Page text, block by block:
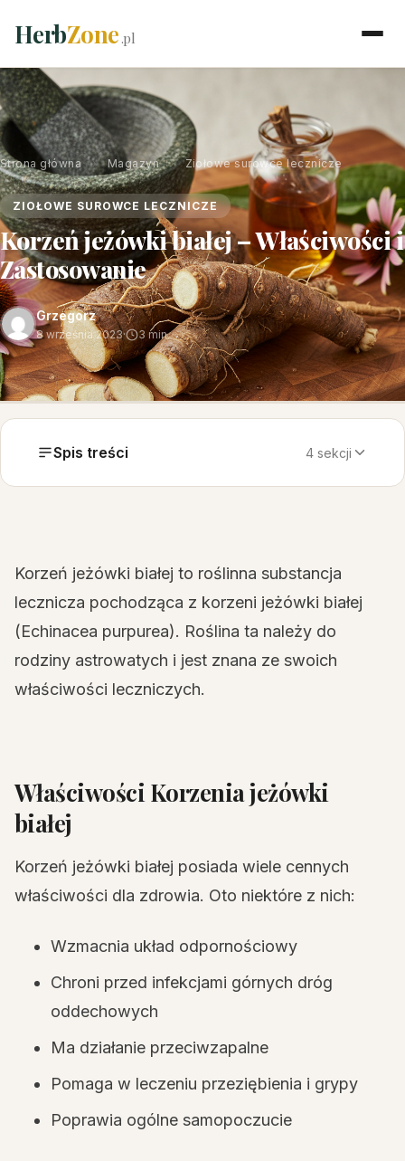
HerbZone.pl
Strona główna › Magazyn › Ziołowe surowce lecznicze
ZIOŁOWE SUROWCE LECZNICZE
Korzeń jeżówki białej – Właściwości i
Zastosowanie
Grzegorz
8 września 2023· 3 min
Spis treści 4 sekcji
Korzeń jeżówki białej to roślinna substancja
lecznicza pochodząca z korzeni jeżówki białej
(Echinacea purpurea). Roślina ta należy do
rodziny astrowatych i jest znana ze swoich
właściwości leczniczych.
Właściwości Korzenia jeżówki
białej
Korzeń jeżówki białej posiada wiele cennych
właściwości dla zdrowia. Oto niektóre z nich:
Wzmacnia układ odpornościowy
Chroni przed infekcjami górnych dróg
oddechowych
Ma działanie przeciwzapalne
Pomaga w leczeniu przeziębienia i grypy
Poprawia ogólne samopoczucie